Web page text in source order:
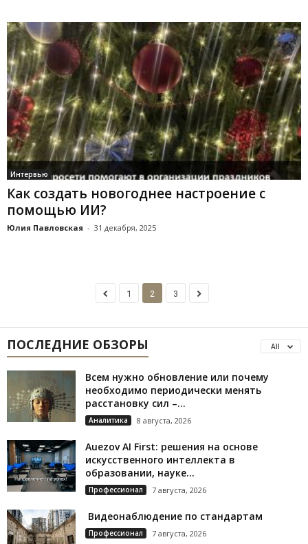
Интервью
Как создать новогоднее настроение с
помощью ИИ?
Юлия Павловская - 31 декабря, 2025
1 2 3
ПОСЛЕДНИЕ ОБЗОРЫ All
Всем нужно обновление или почему
необходимо периодически менять
расстановку сил –...
Аналитика 8 августа, 2026
Auezov AI First: решения на основе
искусственного интеллекта в
образовании, науке...
Профессионал 7 августа, 2026
Видеонаблюдение по стандартам
Профессионал 7 августа, 2026